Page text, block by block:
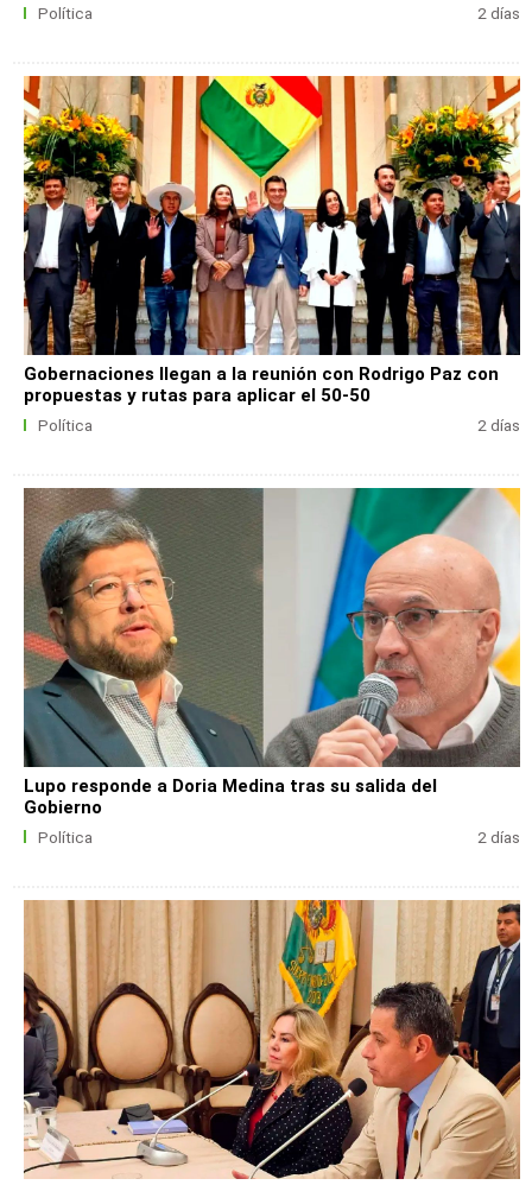
Política 2 días
Gobernaciones llegan a la reunión con Rodrigo Paz con
propuestas y rutas para aplicar el 50-50
Política 2 días
Lupo responde a Doria Medina tras su salida del
Gobierno
Política 2 días